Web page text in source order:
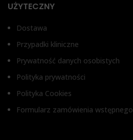
UŻYTECZNY
Dostawa
Przypadki kliniczne
Prywatność danych osobistych
Polityka prywatności
Polityka Cookies
Formularz zamówienia wstępnego